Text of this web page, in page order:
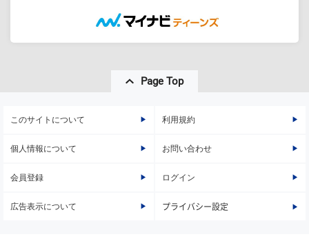
Page Top
このサイトについて 利用規約
個人情報について お問い合わせ
会員登録 ログイン
広告表示について プライバシー設定